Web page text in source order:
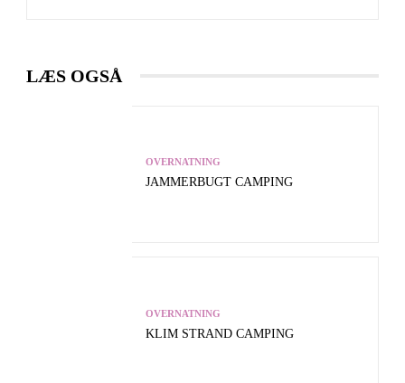
LÆS OGSÅ
OVERNATNING
JAMMERBUGT CAMPING
OVERNATNING
KLIM STRAND CAMPING